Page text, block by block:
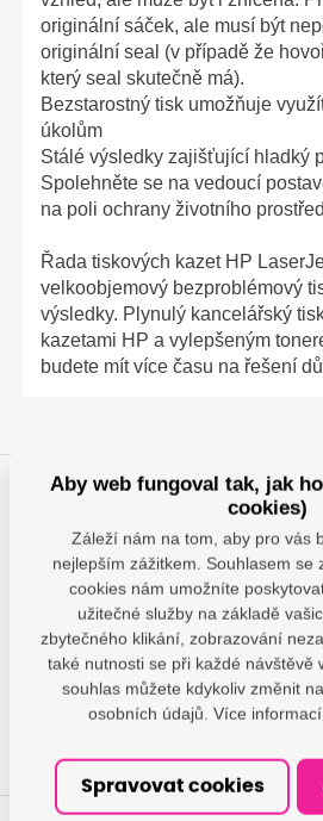
originální sáček, ale musí být
originální seal (v případě že
který seal skutečně má).
Bezstarostný tisk umožňuje
úkolům
Stálé výsledky zajišťující hladký
Spolehněte se na vedoucí
na poli ochrany životního
Řada tiskových kazet HP
velkoobjemový bezproblémový
výsledky. Plynulý kancelářský
kazetami HP a vylepšeným
budete mít více času na řešení
Nechte se obdarovat za
věrnost
Chci dárek
Aby web fungoval tak, jak
cookies)
Záleží nám na tom, aby pro vás
nejlepším zážitkem. Souhlasem se
cookies nám umožníte
užitečné služby na základě
zbytečného klikání, zobrazování
také nutnosti se při každé návštěvě
souhlas můžete kdykoliv změnit
osobních údajů. Více informací
Spravovat cookies